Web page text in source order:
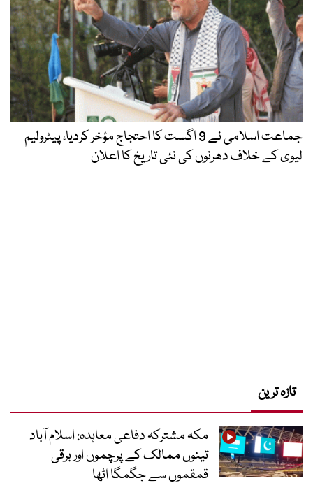
جماعت اسلامی نے 9 اگست کا احتجاج مؤخر کردیا، پیٹرولیم
لیوی کے خلاف دھرنوں کی نئی تاریخ کا اعلان
تازہ ترین
مکہ مشترکہ دفاعی معاہدہ: اسلام آباد
تینوں ممالک کے پرچموں اور برقی
قمقموں سے جگمگا اٹھا